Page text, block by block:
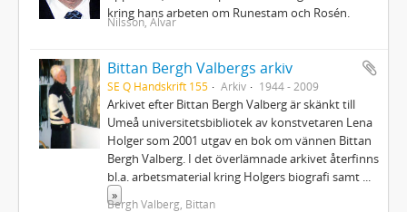
kring hans arbeten om Runestam och Rosén.
Nilsson, Alvar
Bittan Bergh Valbergs arkiv
SE Q Handskrift 155 Arkiv 1944 - 2009
Arkivet efter Bittan Bergh Valberg är skänkt till
Umeå universitetsbibliotek av konstvetaren Lena
Holger som 2001 utgav en bok om vännen Bittan
Bergh Valberg. I det överlämnade arkivet återfinns
bl.a. arbetsmaterial kring Holgers biografi samt
»
Bergh Valberg, Bittan